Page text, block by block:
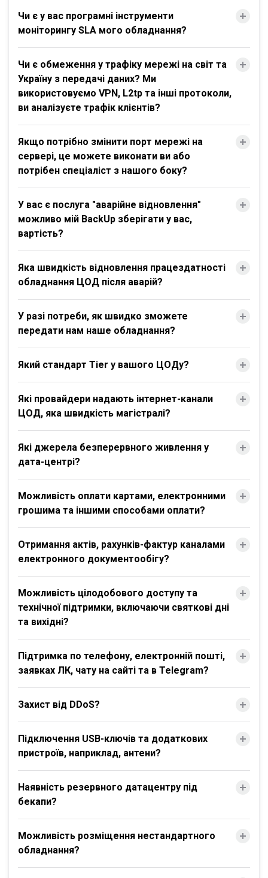
Чи є у вас програмні інструменти
моніторингу SLA мого обладнання?
Чи є обмеження у трафіку мережі на світ та
Україну з передачі даних? Ми
використовуємо VPN, L2tp та інші протоколи,
ви аналізуєте трафік клієнтів?
Якщо потрібно змінити порт мережі на
сервері, це можете виконати ви або
потрібен спеціаліст з нашого боку?
У вас є послуга "аварійне відновлення"
можливо мій BackUp зберігати у вас,
вартість?
Яка швидкість відновлення працездатності
обладнання ЦОД після аварій?
У разі потреби, як швидко зможете
передати нам наше обладнання?
Який стандарт Tier у вашого ЦОДу?
Які провайдери надають інтернет-канали
ЦОД, яка швидкість магістралі?
Які джерела безперервного живлення у
дата-центрі?
Можливість оплати картами, електронними
грошима та іншими способами оплати?
Отримання актів, рахунків-фактур каналами
електронного документообігу?
Можливість цілодобового доступу та
технічної підтримки, включаючи святкові дні
та вихідні?
Підтримка по телефону, електронній пошті,
заявках ЛК, чату на сайті та в Telegram?
Захист від DDoS?
Підключення USB-ключів та додаткових
пристроїв, наприклад, антени?
Наявність резервного датацентру під
бекапи?
Можливість розміщення нестандартного
обладнання?